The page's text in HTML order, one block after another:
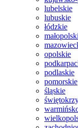
lubelskie
lubuskie
łódzkie
opolskie
podlaskie
pomorskie
śląskie